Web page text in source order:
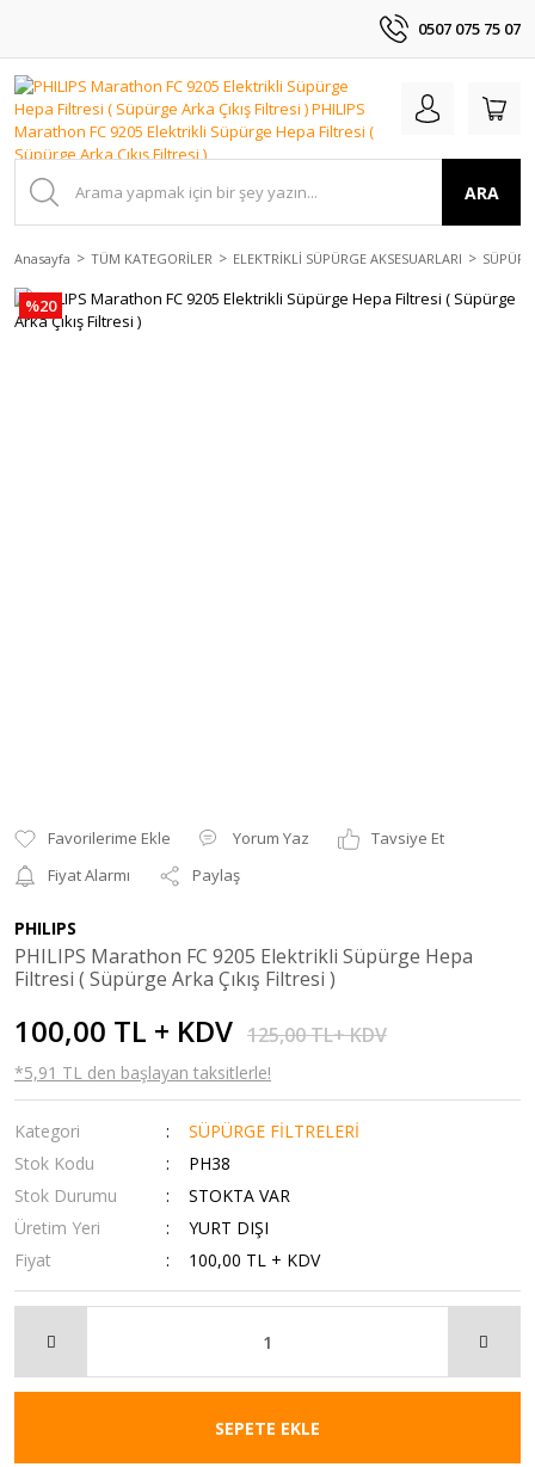
0507 075 75 07
ARA
Anasayfa TÜM KATEGORİLER ELEKTRİKLİ SÜPÜRGE AKSESUARLARI
%20
Yorum Yaz
Tavsiye Et
Fiyat Alarmı
Paylaş
PHILIPS
PHILIPS Marathon FC 9205 Elektrikli Süpürge Hepa
Filtresi ( Süpürge Arka Çıkış Filtresi )
100,00 TL + KDV 125,00 TL+ KDV
*5,91 TL den başlayan taksitlerle!
Kategori
SÜPÜRGE FİLTRELERİ
Stok Kodu
PH38
Stok Durumu
STOKTA VAR
Üretim Yeri
YURT DIŞI
Fiyat
100,00 TL + KDV
SEPETE EKLE